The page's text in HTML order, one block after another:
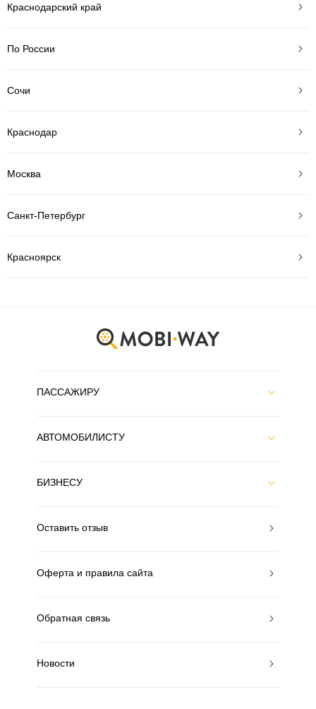
Краснодарский край
По России
Сочи
Краснодар
Москва
Санкт-Петербург
Красноярск
ПАССАЖИРУ
АВТОМОБИЛИСТУ
БИЗНЕСУ
Оставить отзыв
Оферта и правила сайта
Обратная связь
Новости